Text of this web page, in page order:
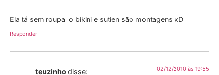
Ela tá sem roupa, o bikini e sutien são montagens xD
Responder
teuzinho disse: 02/12/2010 às 19:55